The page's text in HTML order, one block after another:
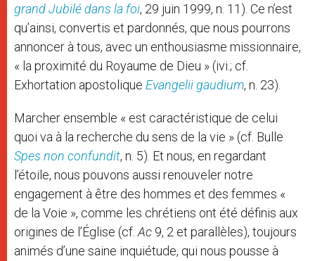
grand Jubilé dans la foi, 29 juin 1999, n. 11). Ce n’est
qu’ainsi, convertis et pardonnés, que nous pourrons
annoncer à tous, avec un enthousiasme missionnaire,
« la proximité du Royaume de Dieu » (ivi.; cf.
Exhortation apostolique Evangelii gaudium, n. 23).
Marcher ensemble « est caractéristique de celui
quoi va à la recherche du sens de la vie » (cf. Bulle
Spes non confundit, n. 5). Et nous, en regardant
l’étoile, nous pouvons aussi renouveler notre
engagement à être des hommes et des femmes «
de la Voie », comme les chrétiens ont été définis aux
origines de l’Église (cf. Ac 9, 2 et parallèles), toujours
animés d’une saine inquiétude, qui nous pousse à